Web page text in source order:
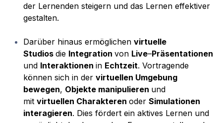
der Lernenden steigern und das Lernen effektiver
gestalten.
Darüber hinaus ermöglichen virtuelle
Studios die Integration von Live–Präsentationen
und Interaktionen in Echtzeit. Vortragende
können sich in der virtuellen Umgebung
bewegen, Objekte manipulieren und
mit virtuellen Charakteren oder Simulationen
interagieren. Dies fördert ein aktives Lernen und